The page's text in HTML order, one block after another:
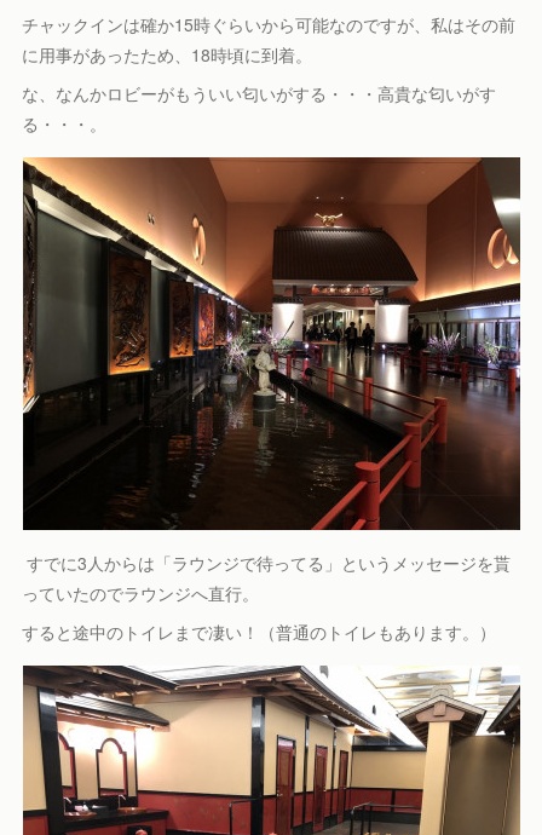
チャックインは確か15時ぐらいから可能なのですが、私はその前
に用事があったため、18時頃に到着。
な、なんかロビーがもういい匂いがする・・・高貴な匂いがす
る・・・。
すでに3人からは「ラウンジで待ってる」というメッセージを貰
っていたのでラウンジへ直行。
すると途中のトイレまで凄い！（普通のトイレもあります。）